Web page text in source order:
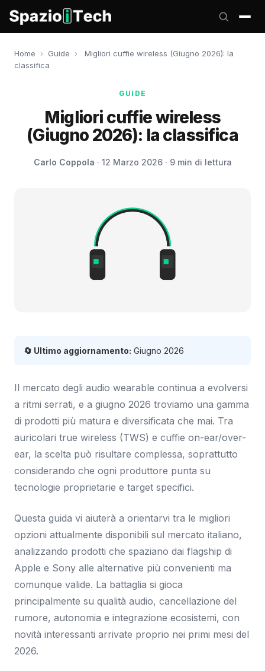
Home › Guide ›
Migliori cuffie wireless (Giugno 2026): la
classifica
GUIDE
Migliori cuffie wireless
(Giugno 2026): la classifica
Carlo Coppola · 12 Marzo 2026 · 9 min di lettura
🔄 Ultimo aggiornamento: Giugno 2026
Il mercato degli audio wearable continua a evolversi
a ritmi serrati, e a giugno 2026 troviamo una gamma
di prodotti più matura e diversificata che mai. Tra
auricolari true wireless (TWS) e cuffie on-ear/over-
ear, la scelta può risultare complessa, soprattutto
considerando che ogni produttore punta su
tecnologie proprietarie e target specifici.
Questa guida vi aiuterà a orientarvi tra le migliori
opzioni attualmente disponibili sul mercato italiano,
analizzando prodotti che spaziano dai flagship di
Apple e Sony alle alternative più convenienti ma
comunque valide. La battaglia si gioca
principalmente su qualità audio, cancellazione del
rumore, autonomia e integrazione ecosistemi, con
novità interessanti arrivate proprio nei primi mesi del
2026.